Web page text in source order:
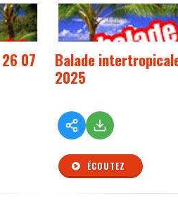
07
Balade
2025
ÉCOUTEZ